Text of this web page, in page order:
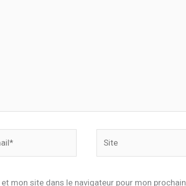
mon site dans le navigateur pour mon prochain